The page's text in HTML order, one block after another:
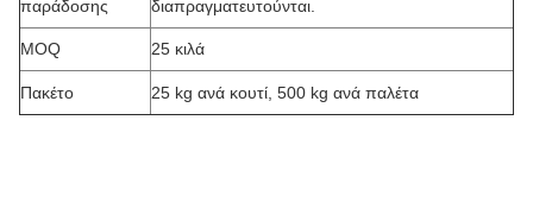
παράδοσης
διαπραγματευτούνται.
MOQ 25 κιλά
Πακέτο 25 kg ανά κουτί, 500 kg ανά παλέτα